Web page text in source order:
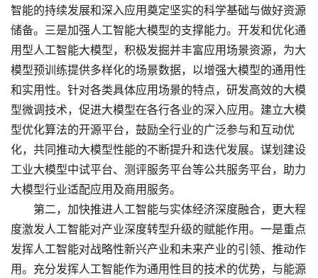
智能的持续发展和深入应用奠定坚实的科学基础与做好资源
储备。三是加强人工智能大模型的支撑能力。开发和优化通
用型人工智能大模型，积极发掘并丰富应用场景资源，为大
模型预训练提供多样化的场景数据，以增强大模型的通用性
和实用性。针对各类具体应用场景的特点，研发高效的大模
型微调技术，促进大模型在各行各业的深入应用。建立大模
型优化算法的开源平台，鼓励全行业的广泛参与和互动优
化，共同推动大模型性能的不断提升和迭代发展。谋划建设
工业大模型中试平台、测评服务平台等公共服务平台，助力
大模型行业适配应用及商用服务。
第二，加快推进人工智能与实体经济深度融合，更大程
度激发人工智能对产业深度转型升级的赋能作用。一是重点
发挥人工智能对战略性新兴产业和未来产业的引领、推动作
用。充分发挥人工智能作为通用性目的技术的优势，与能源